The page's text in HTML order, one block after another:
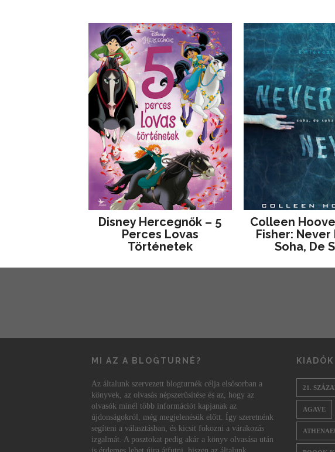
Disney ​Hercegnők – 5
Perces Lovas
Történetek
Colleen
Fisher: Never
Soha, De
MI AZ A BLOGTURNÉ?
Az általunk szervezett blogturnék célja elsősorban a
könyvek, az olvasás népszerűsítése és az, hogy az
olvasók minél több információt kapjanak az
újdonságokról, még megjelenésük előtt. Így szeretnénk
segíteni a választásban, és kicsit fokozni a várakozás
izgalmát. A posztokat pedig akár a könyv olvasása után
KIADÓK
21.
AGAVE